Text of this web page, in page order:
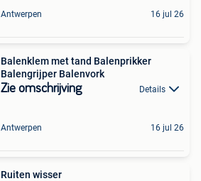
Antwerpen 16 jul 26
Balenklem met tand Balenprikker
Balengrijper Balenvork
Zie omschrijving Details
Antwerpen 16 jul 26
Ruiten wisser